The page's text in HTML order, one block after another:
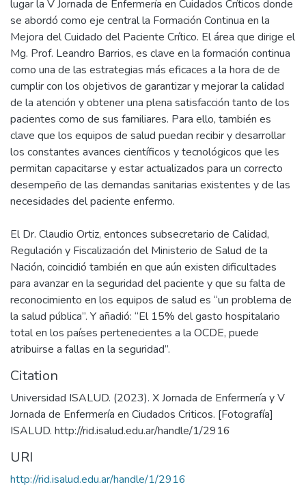
lugar la V Jornada de Enfermería en Cuidados Críticos donde
se abordó como eje central la Formación Continua en la
Mejora del Cuidado del Paciente Crítico. El área que dirige el
Mg. Prof. Leandro Barrios, es clave en la formación continua
como una de las estrategias más eficaces a la hora de de
cumplir con los objetivos de garantizar y mejorar la calidad
de la atención y obtener una plena satisfacción tanto de los
pacientes como de sus familiares. Para ello, también es
clave que los equipos de salud puedan recibir y desarrollar
los constantes avances científicos y tecnológicos que les
permitan capacitarse y estar actualizados para un correcto
desempeño de las demandas sanitarias existentes y de las
necesidades del paciente enfermo.
El Dr. Claudio Ortiz, entonces subsecretario de Calidad,
Regulación y Fiscalización del Ministerio de Salud de la
Nación, coincidió también en que aún existen dificultades
para avanzar en la seguridad del paciente y que su falta de
reconocimiento en los equipos de salud es “un problema de
la salud pública”. Y añadió: “El 15% del gasto hospitalario
total en los países pertenecientes a la OCDE, puede
atribuirse a fallas en la seguridad”.
Citation
Universidad ISALUD. (2023). X Jornada de Enfermería y V
Jornada de Enfermería en Ciudados Criticos. [Fotografía]
ISALUD. http://rid.isalud.edu.ar/handle/1/2916
URI
http://rid.isalud.edu.ar/handle/1/2916